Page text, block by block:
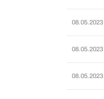
08.05.2023
08.05.2023
08.05.2023